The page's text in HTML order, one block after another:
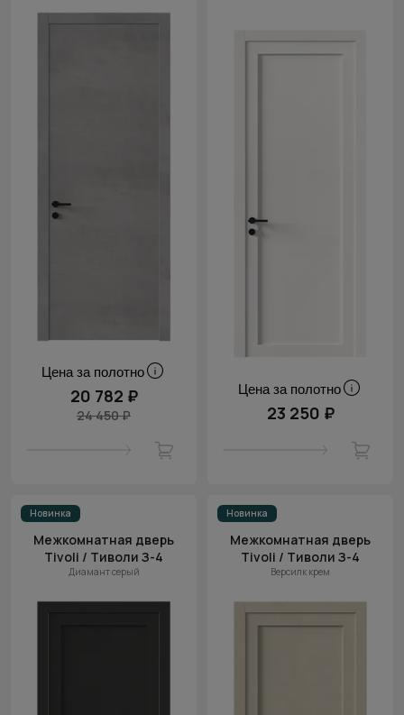
Цена за полотно
20 782 ₽
24 450 ₽
Цена за полотно
23 250 ₽
Новинка
Межкомнатная дверь
Tivoli / Тиволи З-4
Диамант серый
Новинка
Межкомнатная дверь
Tivoli / Тиволи З-4
Версилк крем